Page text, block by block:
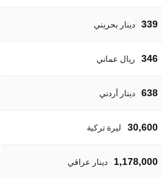
339 دينار بحريني
346 ريال عماني
638 دينار أردني
30,600 ليرة تركية
1,178,000 دينار عراقي